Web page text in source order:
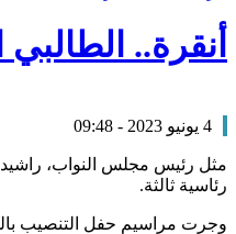
أنقرة..
4 يونيو 2023 - 09:48
مثل رئيس مجلس النواب، راشيد
رئاسية ثالثة.
وجرت مراسيم حفل التنصيب